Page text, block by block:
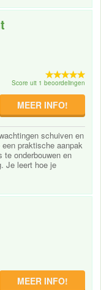
Score uit 1 beoordelingen
MEER INFO!
schuiven en
praktische aanpak
te onderbouwen en
Je leert hoe je
MEER INFO!